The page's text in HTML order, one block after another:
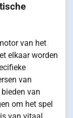
van het
elkaar worden
van
van
om het spel